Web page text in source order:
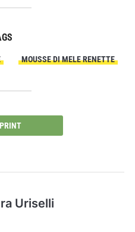
MOUSSE DI MELE RENETTE
PRINT
Uriselli